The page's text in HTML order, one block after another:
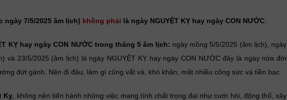
ngày 7/5/2025 âm lịch) không phải là ngày NGUYỆT KỴ hay ngày CON NƯỚC:
KỴ hay ngày CON NƯỚC trong tháng 5 âm lịch: ngày mồng 5/5/2025 (âm lịch), ngày
và 23/5/2025 (âm lịch) là ngày NGUYỆT KỴ hay ngày CON NƯỚC đây là ngày nửa đời
đứt gánh. Nên đi đâu, làm gì cũng vất vả, khó khăn, mất nhiều công sức và tiền bạc.
Kỵ , không nên tiến hành những việc mang tính chất trọng đại như cưới hỏi, động thổ, xây